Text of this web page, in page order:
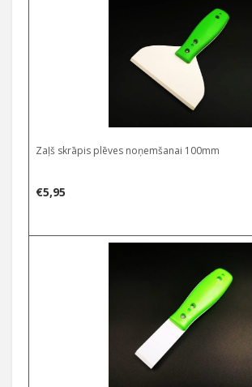
Zaļš skrāpis plēves noņemšanai 100mm
€5,95